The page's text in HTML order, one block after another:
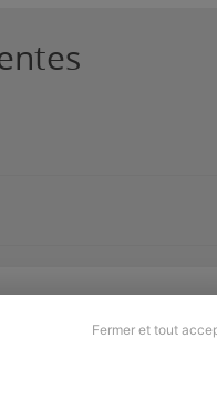
Fermer et tout